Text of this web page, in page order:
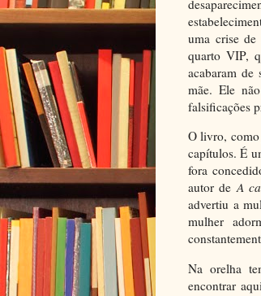
uma crise
quarto VIP,
acabaram
mãe. Ele
falsificações
O livro,
capítulos. É
fora
autor deA
advertiu a
mulher
Na orelha
encontrar